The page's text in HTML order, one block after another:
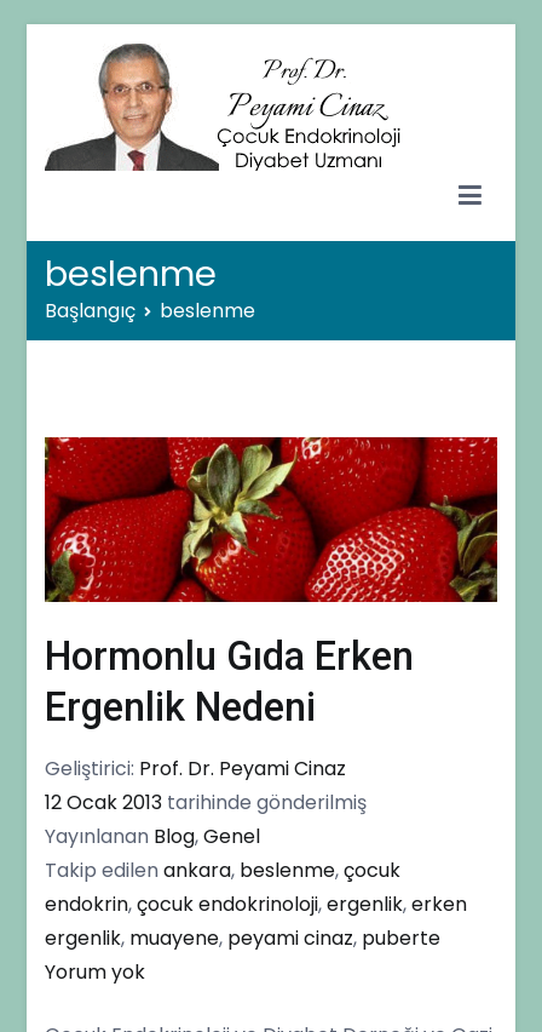
beslenme
Başlangıç beslenme
Hormonlu Gıda Erken
Ergenlik Nedeni
Geliştirici: Prof. Dr. Peyami Cinaz
12 Ocak 2013 tarihinde gönderilmiş
Yayınlanan Blog,Genel
Takip edilenankara, beslenme,çocuk
endokrin,çocuk endokrinoloji,ergenlik,erken
ergenlik, muayene, peyami cinaz, puberte
Yorum yokHormonlu